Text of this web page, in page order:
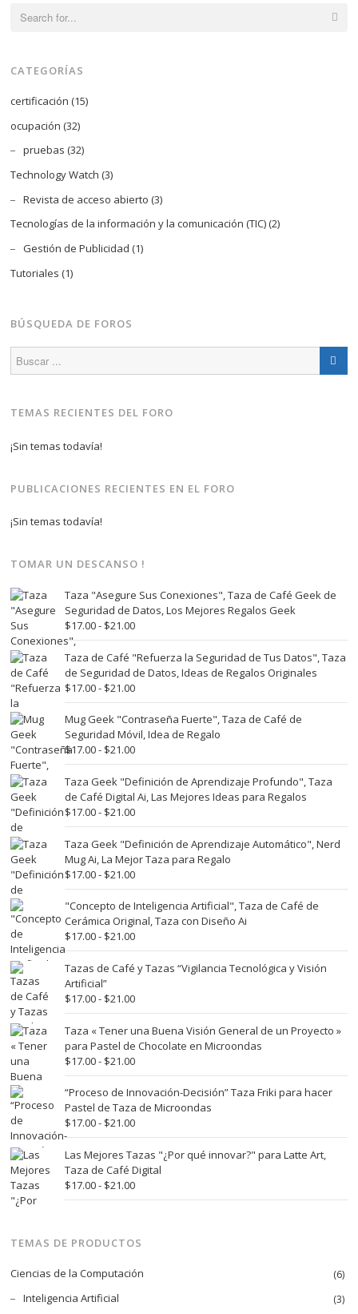
CATEGORÍAS
certificación (15)
ocupación (32)
pruebas (32)
Technology Watch (3)
Revista de acceso abierto (3)
Tecnologías de la información y la comunicación (TIC)(2)
Gestión de Publicidad (1)
Tutoriales (1)
BÚSQUEDA DE FOROS
TEMAS RECIENTES DEL FORO
¡Sin temas todavía!
PUBLICACIONES RECIENTES EN EL FORO
¡Sin temas todavía!
TOMAR UN DESCANSO !
Taza "Asegure Sus Conexiones", Taza de Café Geek de
Seguridad de Datos, Los Mejores Regalos Geek
$17.00- $21.00Rango
de
precios:
desde
$17.00
hasta
$21.00
Taza de Café "Refuerza la Seguridad de Tus Datos", Taza
de Seguridad de Datos, Ideas de Regalos Originales
$17.00- $21.00Rango
de
precios:
desde
$17.00
hasta
$21.00
Mug Geek "Contraseña Fuerte", Taza de Café de
Seguridad Móvil, Idea de Regalo
$17.00- $21.00Rango
de
precios:
desde
$17.00
hasta
$21.00
Taza Geek "Definición de Aprendizaje Profundo", Taza
de Café Digital Ai, Las Mejores Ideas para Regalos
$17.00- $21.00Rango
de
precios:
desde
$17.00
hasta
$21.00
Taza Geek "Definición de Aprendizaje Automático", Nerd
Mug Ai, La Mejor Taza para Regalo
$17.00- $21.00Rango
de
precios:
desde
$17.00
hasta
$21.00
"Concepto de Inteligencia Artificial", Taza de Café de
Cerámica Original, Taza con Diseño Ai
$17.00- $21.00Rango
de
precios:
$17.00
hasta
$21.00
Tazas de Café y Tazas “Vigilancia Tecnológica y Visión
Artificial”
$17.00- $21.00Rango
de
precios:
desde
$17.00
hasta
$21.00
Taza « Tener una Buena Visión General de un Proyecto »
para Pastel de Chocolate en Microondas
$17.00- $21.00Rango
de
precios:
desde
$17.00
hasta
$21.00
“Proceso de Innovación-Decisión” Taza Friki para hacer
Pastel de Taza de Microondas
$17.00- $21.00Rango
de
precios:
desde
$17.00
hasta
Las Mejores Tazas "¿Por qué innovar?" para Latte Art,
Taza de Café Digital
$17.00- $21.00Rango
de
$17.00
$21.00
TEMAS DE PRODUCTOS
Ciencias de la Computación (6)
Inteligencia Artificial (3)